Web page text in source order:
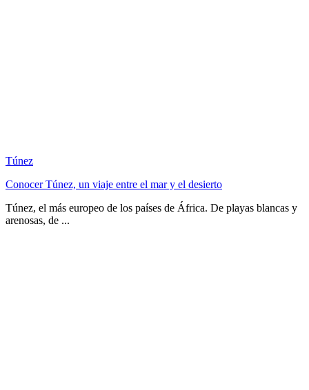
Túnez
Conocer Túnez, un viaje entre el mar y el desierto
Túnez, el más europeo de los países de África. De playas blancas y
arenosas, de ...